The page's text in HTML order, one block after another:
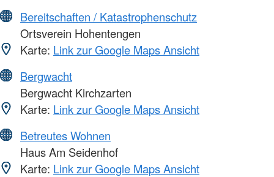
Bereitschaften / Katastrophenschutz
Ortsverein Hohentengen
Karte: Link zur Google Maps Ansicht
Bergwacht
Bergwacht Kirchzarten
Karte: Link zur Google Maps Ansicht
Betreutes Wohnen
Haus Am Seidenhof
Karte: Link zur Google Maps Ansicht